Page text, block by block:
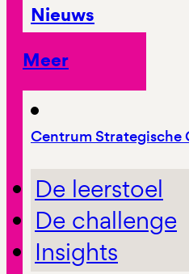
Nieuws
Meer
Centrum Strategische
De leerstoel
De challenge
Insights